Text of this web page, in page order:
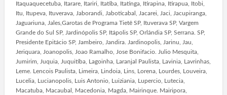
Itaquaquecetuba, Itarare, Itariri, Itatiba, Itatinga, Itirapina, Itirapua, Itobi,
Itu, Itupeva, Ituverava, Jaborandi, Jaboticabal, Jacarei, Jaci, Jacupiranga,
Jaguariuna, Jales,Garotas de Programa Tietê SP, Ituverava SP, Vargem
Grande do Sul SP, Jardinópolis SP, Itápolis SP, Orlândia SP, Serrana. SP,
Presidente Epitácio SP, Jambeiro, Jandira. Jardinopolis, Jarinu, Jau,
Jeriquara, Joanopolis, Joao Ramalho, Jose Bonifacio. Julio Mesquita,
Jumirim, Juquia, Juquitiba, Lagoinha, Laranjal Paulista, Lavinia, Lavrinhas,
Leme. Lencois Paulista, Limeira, Lindoia, Lins, Lorena, Lourdes, Louveira,
Lucelia, Lucianopolis, Luis Antonio, Luiziania, Lupercio, Lutecia,
Macatuba, Macaubal, Macedonia, Magda, Mairinque. Mairipora,